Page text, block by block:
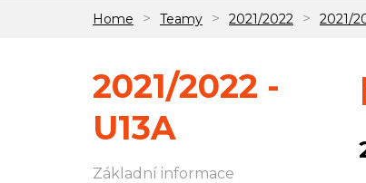
Home > Teamy > 2021/2022 > 2021/
2021/2022 -
U13A
Základní informace